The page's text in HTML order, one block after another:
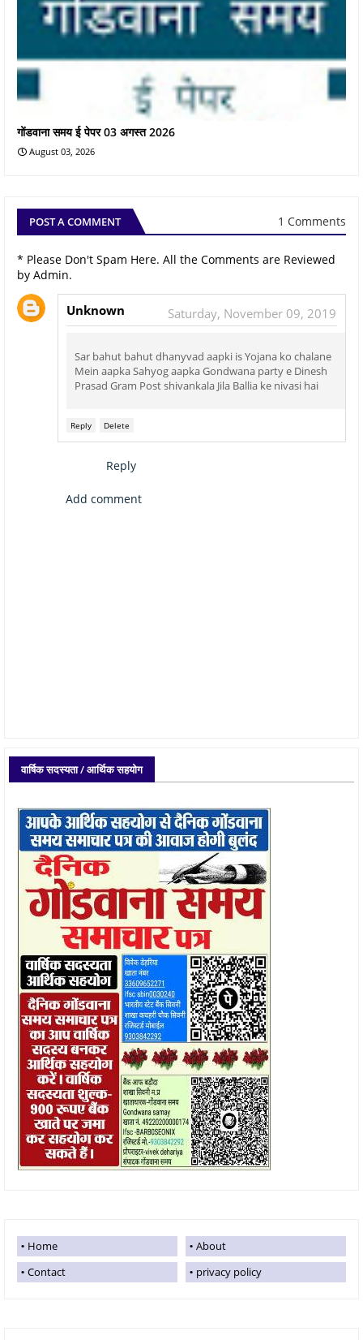
गोंडवाना समय ई पेपर 03 अगस्त 2026
August 03, 2026
POST A COMMENT 1 Comments
* Please Don't Spam Here. All the Comments are Reviewed
by Admin.
Unknown Saturday, November 09, 2019
Sar bahut bahut dhanyvad aapki is Yojana ko chalane
Mein aapka Sahyog aapka Gondwana party e Dinesh
Prasad Gram Post shivankala Jila Ballia ke nivasi hai
Reply Delete
Reply
Add comment
वार्षिक सदस्यता / आर्थिक सहयोग
Home
About
Contact
privacy policy